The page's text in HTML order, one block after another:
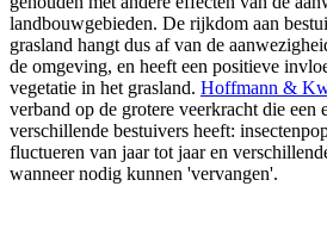
landbouwgebieden. De rijkdom aan
grasland hangt dus af van de
de omgeving, en heeft een positieve
vegetatie in het grasland. Hoffmann &
verband op de grotere veerkracht die een
verschillende bestuivers heeft:
fluctueren van jaar tot jaar en
wanneer nodig kunnen 'vervangen'.